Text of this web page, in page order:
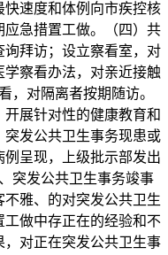
速度和体例向市疾控核
急措置工做。（四）共
询拜访；设立察看室，对
察看办法，对亲近接触
，对隔离者按期随访。
开展针对性的健康教育和
发公共卫生事务现患或
呈现，上级批示部发出
突发公共卫生事务竣事
雅、的对突发公共卫生
做中存正在的经验和不
对正在突发公共卫生事